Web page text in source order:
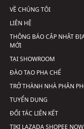
VỀ CHÚNG TÔI
LIÊN HỆ
THÔNG BÁO CẬP NHẬT
MỚI
TẠI SHOWROOM
ĐÀO TẠO PHA CHẾ
TRỞ THÀNH NHÀ PHÂN
TUYỂN DỤNG
ĐỐI TÁC LIÊN KẾT
TIKI LAZADASHOPEE NOW